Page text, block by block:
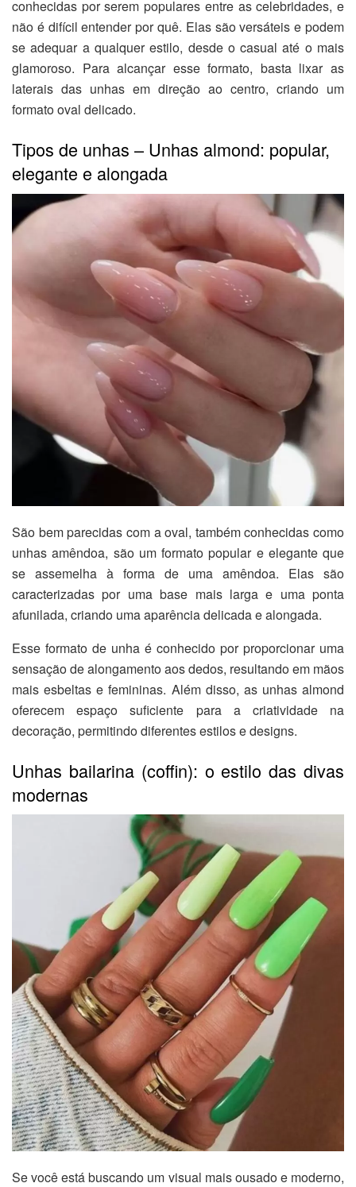
conhecidas por serem populares entre as celebridades, e
não é difícil entender por quê. Elas são versáteis e podem
se adequar a qualquer estilo, desde o casual até o mais
glamoroso. Para alcançar esse formato, basta lixar as
laterais das unhas em direção ao centro, criando um
formato oval delicado.
Tipos de unhas – Unhas almond: popular,
elegante e alongada
São bem parecidas com a oval, também conhecidas como
unhas amêndoa, são um formato popular e elegante que
se assemelha à forma de uma amêndoa. Elas são
caracterizadas por uma base mais larga e uma ponta
afunilada, criando uma aparência delicada e alongada.
Esse formato de unha é conhecido por proporcionar uma
sensação de alongamento aos dedos, resultando em mãos
mais esbeltas e femininas. Além disso, as unhas almond
oferecem espaço suficiente para a criatividade na
decoração, permitindo diferentes estilos e designs.
Unhas bailarina (coffin): o estilo das divas
modernas
Se você está buscando um visual mais ousado e moderno,